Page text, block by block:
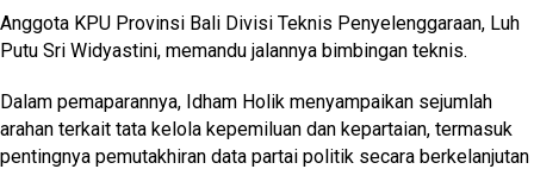
Anggota KPU Provinsi Bali Divisi Teknis Penyelenggaraan, Luh
Putu Sri Widyastini, memandu jalannya bimbingan teknis.
Dalam pemaparannya, Idham Holik menyampaikan sejumlah
arahan terkait tata kelola kepemiluan dan kepartaian, termasuk
pentingnya pemutakhiran data partai politik secara berkelanjutan